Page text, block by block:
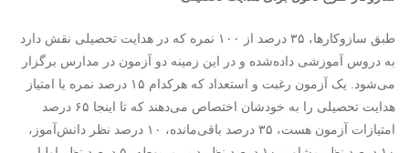
طبق سازوکارها، ۳۵ درصد از ۱۰۰ نمره که در هدایت تحصیلی نقش دارد
به دروس آموزشی داده‌شده و در این زمینه دو آزمون در مدارس برگزار
می‌شود. یک آزمون رغبت و استعداد که هرکدام ۱۵ درصد نمره یا امتیاز
هدایت تحصیلی را به خودشان اختصاص می‌دهند که تا اینجا ۶۵ درصد
امتیازات آزمون هست، ۳۵ درصد باقی‌مانده، ۱۰ درصد نظر دانش‌آموز،